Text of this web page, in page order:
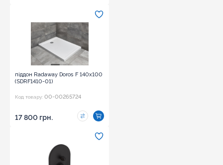
піддон Radaway Doros F 140x100
(SDRF1410-01)
Код товару: 00-00265724
17 800 грн.